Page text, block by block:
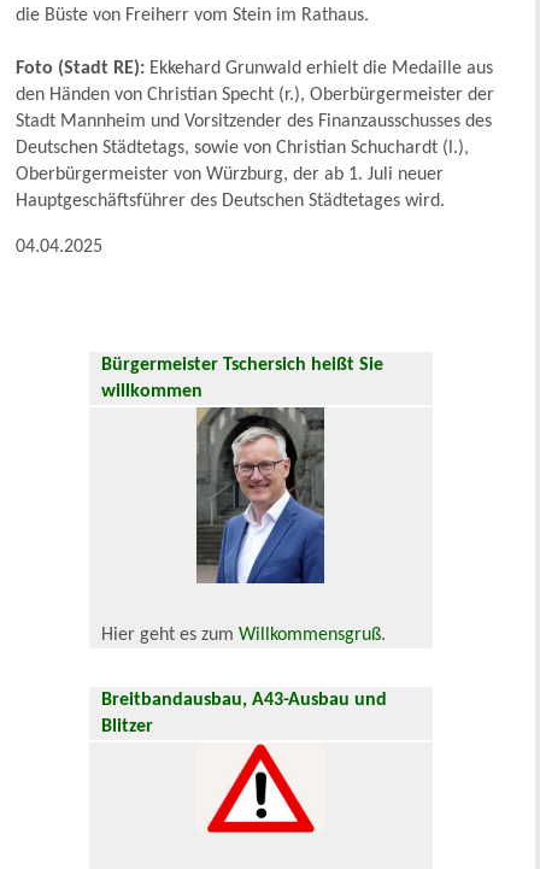
die Büste von Freiherr vom Stein im Rathaus.
Foto (Stadt RE): Ekkehard Grunwald erhielt die Medaille aus
den Händen von Christian Specht (r.), Oberbürgermeister der
Stadt Mannheim und Vorsitzender des Finanzausschusses des
Deutschen Städtetags, sowie von Christian Schuchardt (l.),
Oberbürgermeister von Würzburg, der ab 1. Juli neuer
Hauptgeschäftsführer des Deutschen Städtetages wird.
04.04.2025
Bürgermeister Tschersich heißt Sie
willkommen
Hier geht es zumWillkommensgruß.
Breitbandausbau, A43-Ausbau und
Blitzer